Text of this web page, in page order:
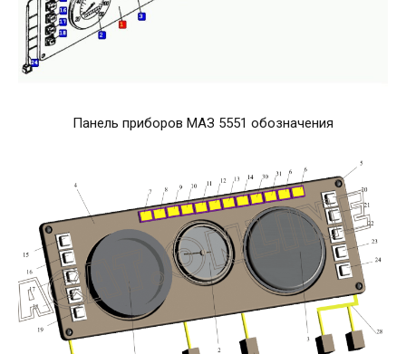
Панель приборов МАЗ 5551 обозначения